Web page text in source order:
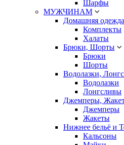
Шарфы
МУЖЧИНАМ
Домашняя одежда
Комплекты
Халаты
Брюки, Шорты
Брюки
Шорты
Водолазки,
Водолазки
Лонгсливы
Джемперы,
Джемперы
Жакеты
Нижнее бельё и
Кальсоны